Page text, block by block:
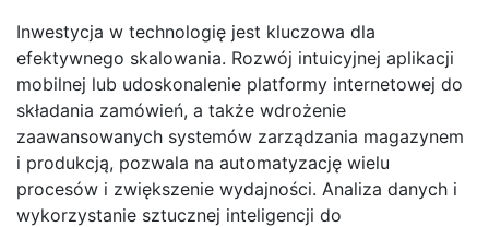
Inwestycja w technologię jest kluczowa dla
efektywnego skalowania. Rozwój intuicyjnej aplikacji
mobilnej lub udoskonalenie platformy internetowej do
składania zamówień, a także wdrożenie
zaawansowanych systemów zarządzania magazynem
i produkcją, pozwala na automatyzację wielu
procesów i zwiększenie wydajności. Analiza danych i
wykorzystanie sztucznej inteligencji do